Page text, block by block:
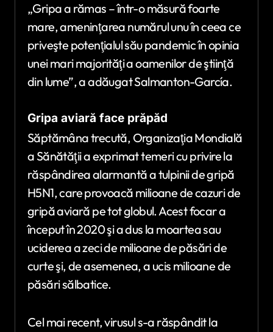
„Gripa a rămas – într-o măsură foarte
mare, ameninţarea numărul unu în ceea ce
priveşte potenţialul său pandemic în opinia
unei mari majorităţi a oamenilor de ştiinţă
din lume”, a adăugat Salmanton-García.
Gripa aviară face prăpăd
Săptămâna trecută, Organizaţia Mondială
a Sănătăţii a exprimat temeri cu privire la
răspândirea alarmantă a tulpinii de gripă
H5N1, care provoacă milioane de cazuri de
gripă aviară pe tot globul. Acest focar a
început în 2020 şi a dus la moartea sau
uciderea a zeci de milioane de păsări de
curte şi, de asemenea, a ucis milioane de
păsări sălbatice.
Cel mai recent, virusul s-a răspândit la